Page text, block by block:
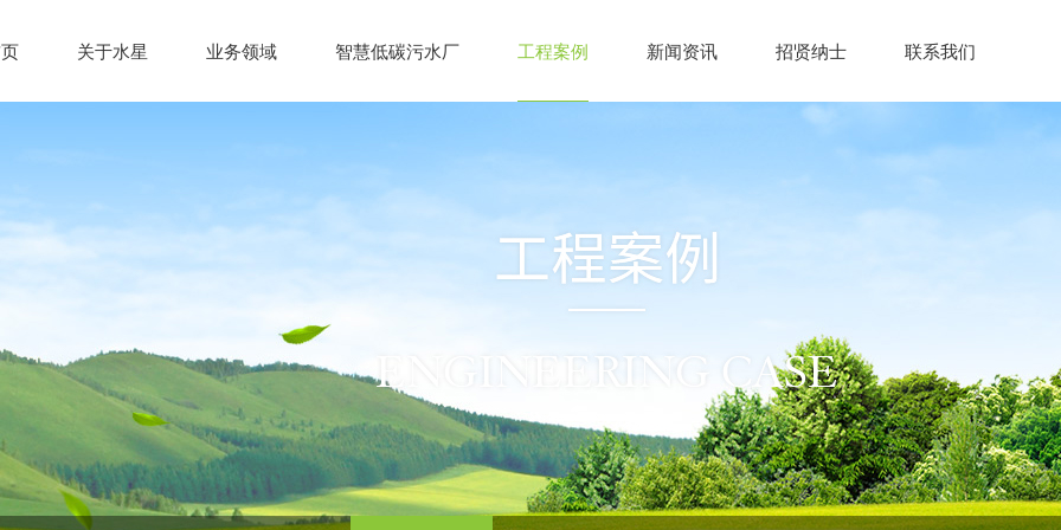
关于水星 业务领域 智慧低碳污水厂 工程案例 新闻资讯 招贤纳士 联系我们